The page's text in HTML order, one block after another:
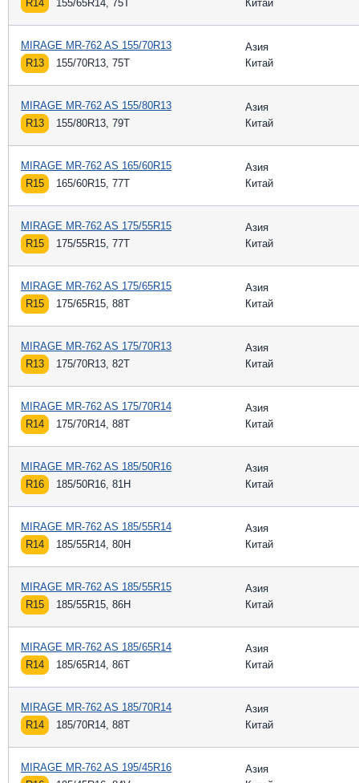
R14 155/65R14, 75T Китай
MIRAGE MR-762 AS 155/70R13
R13
155/70R13, 75T
Азия
Китай
MIRAGE MR-762 AS 155/80R13
R13
155/80R13, 79T
Азия
Китай
MIRAGE MR-762 AS 165/60R15
R15
165/60R15, 77T
Азия
Китай
MIRAGE MR-762 AS 175/55R15
R15
175/55R15, 77T
Азия
Китай
MIRAGE MR-762 AS 175/65R15
R15
175/65R15, 88T
Азия
Китай
MIRAGE MR-762 AS 175/70R13
R13
175/70R13, 82T
Азия
Китай
MIRAGE MR-762 AS 175/70R14
R14
175/70R14, 88T
Азия
Китай
MIRAGE MR-762 AS 185/50R16
R16
185/50R16, 81H
Азия
Китай
MIRAGE MR-762 AS 185/55R14
R14
185/55R14, 80H
Азия
Китай
MIRAGE MR-762 AS 185/55R15
R15
185/55R15, 86H
Азия
Китай
MIRAGE MR-762 AS 185/65R14
R14
185/65R14, 86T
Азия
Китай
MIRAGE MR-762 AS 185/70R14
R14
185/70R14, 88T
Азия
Китай
MIRAGE MR-762 AS 195/45R16
Азия